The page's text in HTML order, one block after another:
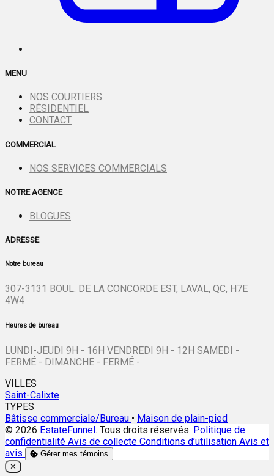
MENU
NOS COURTIERS
RÉSIDENTIEL
CONTACT
COMMERCIAL
NOS SERVICES COMMERCIALS
NOTRE AGENCE
BLOGUES
ADRESSE
Notre bureau
307-3131 BOUL. DE LA CONCORDE EST, LAVAL, QC, H7E
4W4
Heures de bureau
LUNDI-JEUDI 9H - 16H VENDREDI 9H - 12H SAMEDI -
FERMÉ - DIMANCHE - FERMÉ -
VILLES
Saint-Calixte
TYPES
Bâtisse commerciale/Bureau • Maison de plain-pied
© 2026 EstateFunnel . Tous droits réservés. Politique de
confidentialité Avis de collecte Conditions d’utilisation Avis et
avis
Gérer mes témoins
Close
✕